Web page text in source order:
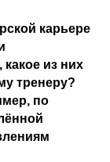
карьере
из них
тренеру?
по